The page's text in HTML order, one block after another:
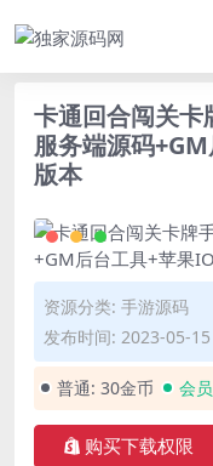
卡通回合闯关
服务端源码
版本
资源分类: 手游源码
发布时间: 2023-05-15
普通: 30金币 会
购买下载权限